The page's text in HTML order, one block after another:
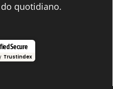
quotidiano.
Secure
Trustindex